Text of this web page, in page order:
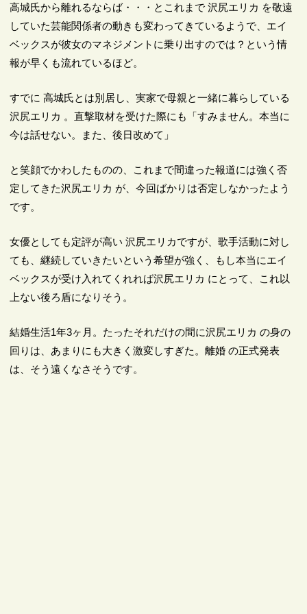
高城氏から離れるならば・・・とこれまで 沢尻エリカ を敬遠
していた芸能関係者の動きも変わってきているようで、エイ
ベックスが彼女のマネジメントに乗り出すのでは？という情
報が早くも流れているほど。
すでに 高城氏とは別居し、実家で母親と一緒に暮らしている
沢尻エリカ 。直撃取材を受けた際にも「すみません。本当に
今は話せない。また、後日改めて」
と笑顔でかわしたものの、これまで間違った報道には強く否
定してきた沢尻エリカ が、今回ばかりは否定しなかったよう
です。
女優としても定評が高い 沢尻エリカですが、歌手活動に対し
ても、継続していきたいという希望が強く、もし本当にエイ
ベックスが受け入れてくれれば沢尻エリカ にとって、これ以
上ない後ろ盾になりそう。
結婚生活1年3ヶ月。たったそれだけの間に沢尻エリカ の身の
回りは、あまりにも大きく激変しすぎた。離婚 の正式発表
は、そう遠くなさそうです。